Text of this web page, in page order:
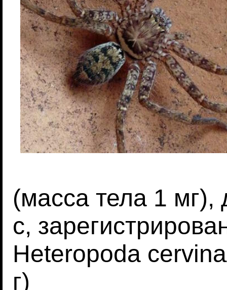
(масса тела 1
с,
Heteropoda
г)